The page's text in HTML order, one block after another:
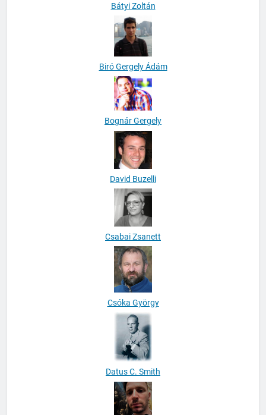
Bátyi Zoltán
Biró Gergely Ádám
Bognár Gergely
David Buzelli
Csabai Zsanett
Csóka György
Datus C. Smith